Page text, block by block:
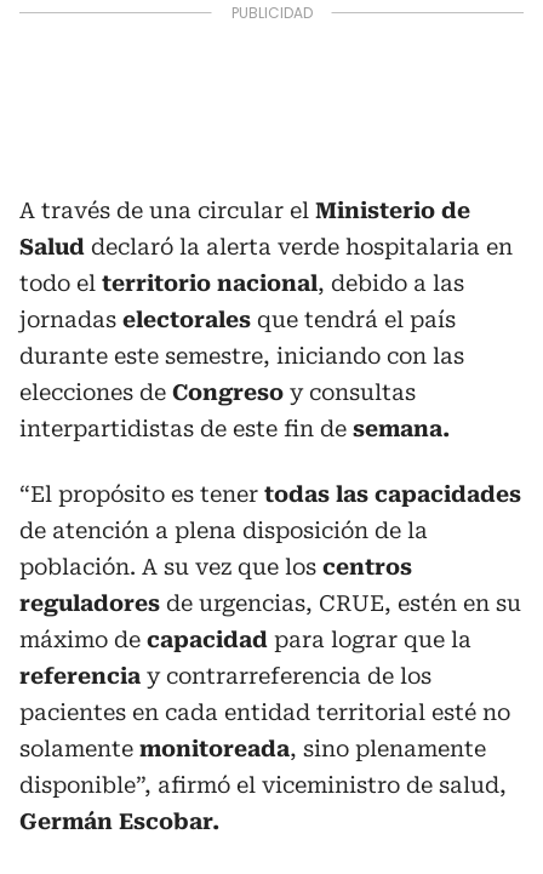
A través de una circular el Ministerio de
Salud declaró la alerta verde hospitalaria en
todo el territorio nacional, debido a las
jornadas electorales que tendrá el país
durante este semestre, iniciando con las
elecciones de Congreso y consultas
interpartidistas de este fin de semana.
“El propósito es tener todas las capacidades
de atención a plena disposición de la
población. A su vez que los centros
reguladores de urgencias, CRUE, estén en su
máximo de capacidad para lograr que la
referencia y contrarreferencia de los
pacientes en cada entidad territorial esté no
solamente monitoreada, sino plenamente
disponible”, afirmó el viceministro de salud,
Germán Escobar.